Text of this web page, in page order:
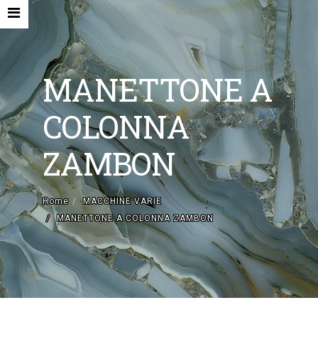
HOME
AZIENDA
MACCHINE NUOVE E ACCESSORI
MACCHINE USATE
CONTATTI
MANETTONE A
COLONNA
ZAMBON
Home
MACCHINE VARIE
MANETTONE A COLONNA ZAMBON